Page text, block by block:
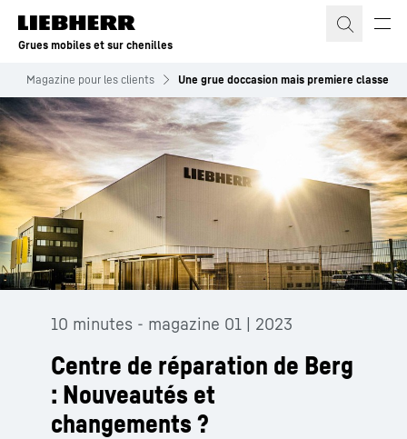
Grues mobiles et sur chenilles
Magazine pour les clients Une grue doccasion mais premiere classe
10 minutes - magazine 01 | 2023
Centre de réparation de Berg
: Nouveautés et
changements ?